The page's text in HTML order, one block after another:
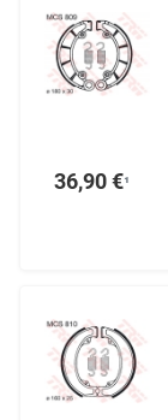
36,90 €¹